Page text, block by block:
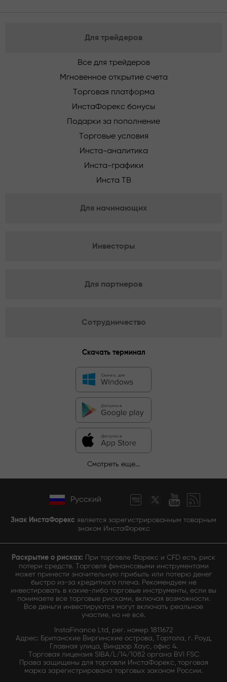
Для трейдеров
Все для трейдеров
Мгновенное открытие счета
Торговая платформа
ИнстаФорекс бонусы
Подарки за пополнение
Торговые условия
Инста-аналитика
Инста-графики
Инста ТВ
Для начинающих
Инвесторы
Для партнеров
Сотрудничество
Скачать терминал
Смотреть еще...
Русский
Знак ИнстаФорекс является зарегистрированным товарным
знаком ИнстаФорекс
Раскрытие о рисках: При торговле Форекс и CFD есть риск
потери средств. Торговля финансовыми инструментами
может принести значительную прибыль или потерю денег
быстро из-за кредитного плеча. Рекомендуем не
инвестировать в какие-либо торговые инструменты, если вы
понимаете все торговые рисками, включая возможности.
Все деньги инвестируются могут включать реальное
участие, но не всё.
InstaFinance Ltd, рег. номер 1811672
Адрес: Британские Виргинские острова, Тортола, г. Роуд,
Главная улица, Виндзор Хаус, офис 4.
Торговая лицензия SIBA/L/14/1082 органа BVI FSC
Права защищены для торговли ИнстаФорекс, торговая
марка зарегистрирована торговых законом России.